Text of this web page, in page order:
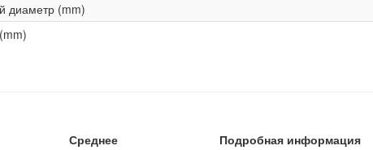
диаметр (mm)
Среднее
Подробная информация